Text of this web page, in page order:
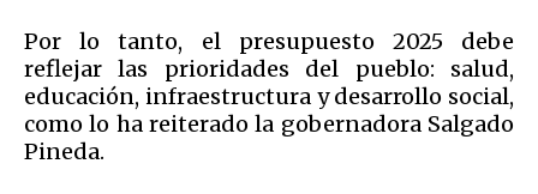
Por lo tanto, el presupuesto 2025 debe
reflejar las prioridades del pueblo: salud,
educación, infraestructura y desarrollo social,
como lo ha reiterado la gobernadora Salgado
Pineda.